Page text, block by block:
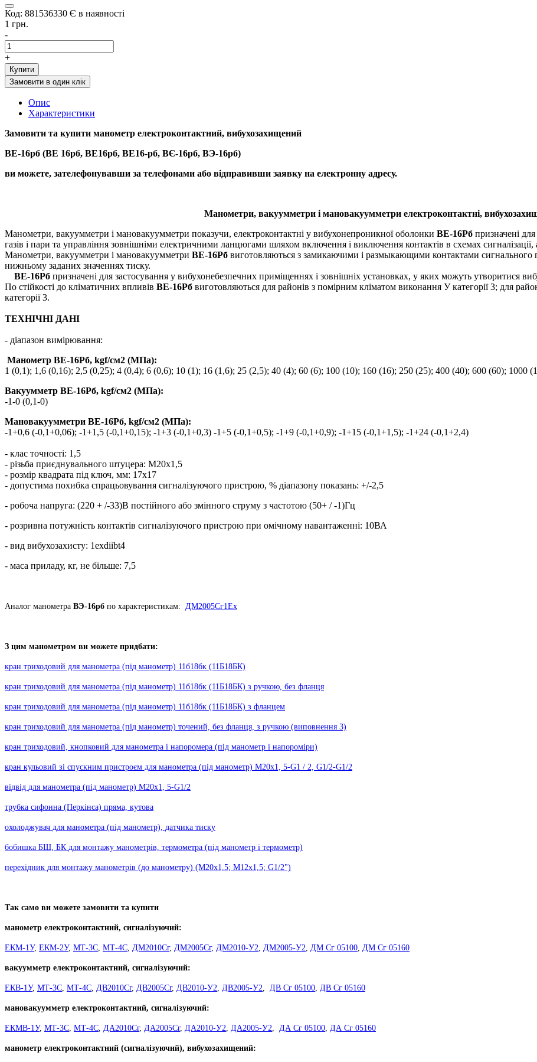
Код: 881536330 Є в наявності
1 грн.
-
+
Купити
Замовити в один клік
Опис
Характеристики
Замовити та купити манометр електроконтактний, вибухозахищений
ВЕ-16рб (ВЕ 16рб, ВЕ16рб, ВЕ16-рб, ВЄ-16рб, ВЭ-16рб)
ви можете, зателефонувавши за телефонами або відправивши заявку на електронну адресу.
Манометри, вакуумметри і мановакуумметри електроконтактні,
Манометри, вакуумметри і мановакуумметри показучи, електроконтактні у вибухонепроникної оболонки ВЕ-16Рб призначені
газів і пари та управління зовнішніми електричними ланцюгами шляхом включення і виключення контактів в схемах
Манометри, вакуумметри і мановакуумметри ВЕ-16Рб виготовляються з замикаючими і размыкающими контактами
нижньому заданих значеннях тиску.
ВЕ-16Рб призначені для застосування у вибухонебезпечних приміщеннях і зовнішніх установках, у яких можуть утворитися
По стійкості до кліматичних впливів ВЕ-16Рб виготовляються для районів з помірним кліматом виконання У категорії 3; для
категорії 3.
ТЕХНІЧНІ ДАНІ
- діапазон вимірювання:
Манометр ВЕ-16Рб, kgf/см2 (МПа):
1 (0,1); 1,6 (0,16); 2,5 (0,25); 4 (0,4); 6 (0,6); 10 (1); 16 (1,6); 25 (2,5); 40 (4); 60 (6); 100 (10); 160 (16); 250 (25); 400 (40); 600 (60); 1000
Вакуумметр ВЕ-16Рб, kgf/см2 (МПа):
-1-0 (0,1-0)
Мановакуумметри ВЕ-16Рб, kgf/см2 (МПа):
-1+0,6 (-0,1+0,06); -1+1,5 (-0,1+0,15); -1+3 (-0,1+0,3) -1+5 (-0,1+0,5); -1+9 (-0,1+0,9); -1+15 (-0,1+1,5); -1+24 (-0,1+2,4)
- клас точності: 1,5
- різьба приєднувального штуцера: М20х1,5
- розмір квадрата під ключ, мм: 17х17
- допустима похибка спрацьовування сигналізуючого пристрою, % діапазону показань: +/-2,5
- робоча напруга: (220 + /-33)В постійного або змінного струму з частотою (50+ / -1)Гц
- розривна потужність контактів сигналізуючого пристрою при омічному навантаженні: 10ВА
- вид вибухозахисту: 1exdiibt4
- маса приладу, кг, не більше: 7,5
Аналог манометра ВЭ-16рб по характеристикам: ДМ2005Сг1Ех
З цим манометром ви можете придбати:
кран триходовий для манометра (під манометр) 11б18бк (11Б18БК)
кран триходовий для манометра (під манометр) 11б18бк (11Б18БК) з ручкою, без фланця
кран триходовий для манометра (під манометр) 11б18бк (11Б18БК) з фланцем
кран триходовий для манометра (під манометр) точений, без фланця, з ручкою (виповнення 3)
кран триходовий, кнопковий для манометра і напоромера (під манометр і напороміри)
кран кульовий зі спускним пристроєм для манометра (під манометр) М20х1, 5-G1 / 2, G1/2-G1/2
відвід для манометра (під манометр) М20х1, 5-G1/2
трубка сифонна (Перкінса) пряма, кутова
охолоджувач для манометра (під манометр), датчика тиску
бобишка БШ, БК для монтажу манометрів, термометра (під манометр і термометр)
перехідник для монтажу манометрів (до манометру) (М20х1,5; М12х1,5; G1/2")
Так само ви можете замовити та купити
манометр електроконтактний, сигналізуючий:
ЕКМ-1У, ЕКМ-2У, МТ-3С МТ-4С ДМ2010Сг, ДМ2005Сг, ДМ2010-У2 ДМ2005-У2 ДМ Сг 05100 ДМ Сг 05160
вакуумметр електроконтактний, сигналізуючий:
ЕКВ-1У, МТ-3С МТ-4С ДВ2010Сг, ДВ2005Сг, ДВ2010-У2 ДВ2005-У2 ДВ Сг 05100 ДВ Сг 05160
мановакуумметр електроконтактний, сигналізуючий:
ЕКМВ-1У, МТ-3С МТ-4С ДА2010Сг, ДА2005Сг, ДА2010-У2 ДА2005-У2 ДА Сг 05100 ДА Сг 05160
манометр електроконтактний (сигналізуючий), вибухозахищений: